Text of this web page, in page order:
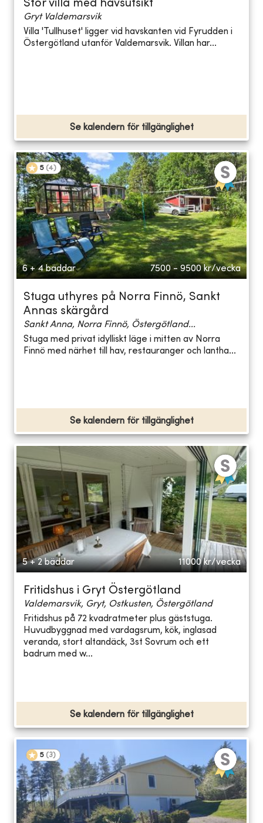
Stor villa med havsutsikt
Gryt Valdemarsvik
Villa 'Tullhuset' ligger vid havskanten vid Fyrudden i
Östergötland utanför Valdemarsvik. Villan har...
Se kalendern för tillgänglighet
5 (4)
6 + 4 bäddar 7500 - 9500 kr/vecka
Stuga uthyres på Norra Finnö, Sankt
Annas skärgård
Sankt Anna, Norra Finnö, Östergötland...
Stuga med privat idylliskt läge i mitten av Norra
Finnö med närhet till hav, restauranger och lantha...
Se kalendern för tillgänglighet
5 + 2 bäddar 11000 kr/vecka
Fritidshus i Gryt Östergötland
Valdemarsvik, Gryt, Ostkusten, Östergötland
Fritidshus på 72 kvadratmeter plus gäststuga.
Huvudbyggnad med vardagsrum, kök, inglasad
veranda, stort altandäck, 3st Sovrum och ett
badrum med w...
Se kalendern för tillgänglighet
5 (3)